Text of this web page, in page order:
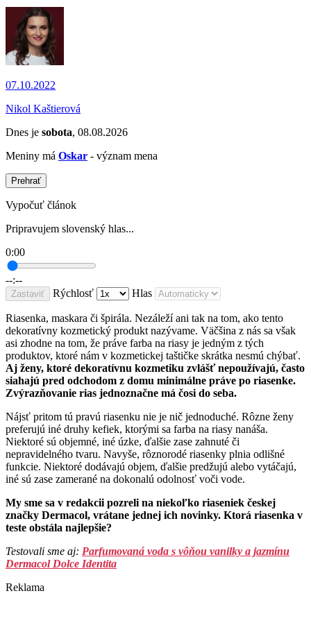
07.10.2022
Nikol Kaštierová
Dnes je sobota, 08.08.2026
Meniny má Oskar - význam mena
Prehrať
Vypočuť článok
Pripravujem slovenský hlas...
0:00
--:--
Zastaviť Rýchlosť Hlas
Riasenka, maskara či špirála. Nezáleží ani tak na tom, ako tento
dekoratívny kozmetický produkt nazývame. Väčšina z nás sa však
asi zhodne na tom, že práve farba na riasy je jedným z tých
produktov, ktoré nám v kozmetickej taštičke skrátka nesmú chýbať.
Aj ženy, ktoré dekoratívnu kozmetiku zvlášť nepoužívajú, často
siahajú pred odchodom z domu minimálne práve po riasenke.
Zvýrazňovanie rias jednoznačne má čosi do seba.
Nájsť pritom tú pravú riasenku nie je nič jednoduché. Rôzne ženy
preferujú iné druhy kefiek, ktorými sa farba na riasy nanáša.
Niektoré sú objemné, iné úzke, ďalšie zase zahnuté či
nepravidelného tvaru. Navyše, rôznorodé riasenky plnia odlišné
funkcie. Niektoré dodávajú objem, ďalšie predžujú alebo vytáčajú,
iné sú zase zamerané na dokonalú odolnosť voči vode.
My sme sa v redakcii pozreli na niekoľko riaseniek českej
značky Dermacol, vrátane jednej ich novinky. Ktorá riasenka v
teste obstála najlepšie?
Testovali sme aj: Parfumovaná voda s vôňou vanilky a jazmínu
Dermacol Dolce Identita
Reklama